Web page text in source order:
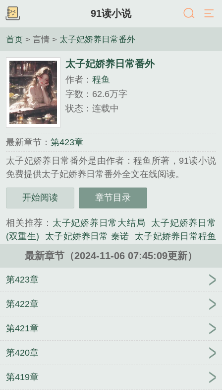
91读小说
首页 > 言情 > 太子妃娇养日常番外
太子妃娇养日常番外
作者： 程鱼
字数：62.6万字
状态：连载中
最新章节： 第423章
太子妃娇养日常番外是由作者：程鱼所著，91读小说
免费提供太子妃娇养日常番外全文在线阅读。
三秒记住本站：91读小说 网址：www.91dxs.com...
《太子妃娇养日常番外》是程鱼精心创作的言情类小
开始阅读 章节目录
相关推荐： 太子妃娇养日常大结局
太子妃娇养日常
(双重生)
太子妃娇养日常 秦诺
太子妃娇养日常程鱼
太子妃娇养日常苏绵 太子妃娇养日常 我要成仙
太子妃娇宠日常乐文
太子妃娇宠日常无广告 太子妃
娇养日常_程鱼
太子妃娇养日常浮生有鹿免费阅读
太子妃娇养日常番外
太子妃娇养日常程鱼免费阅读
章节更新时间
太子妃娇宠日
鱼 太子妃娇养日常浮生有鹿
太子妃娇养日常程鱼番
外免费
太子妃娇养日常 程鱼 番
外篇
太子妃娇养日常txt
太子
最新章节（2024-11-06 07:45:09更新）
第423章
第422章
第421章
第420章
第419章